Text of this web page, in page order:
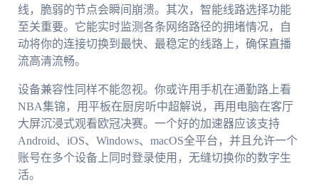
线，脆弱的节点会瞬间崩溃。其次，智能线路选择功能
至关重要。它能实时监测各条网络路径的拥堵情况，自
动将你的连接切换到最快、最稳定的线路上，确保直播
流高清流畅。
设备兼容性同样不能忽视。你或许用手机在通勤路上看
NBA集锦，用平板在厨房听中超解说，再用电脑在客厅
大屏沉浸式观看欧冠决赛。一个好的加速器应该支持
Android、iOS、Windows、macOS全平台，并且允许一个
账号在多个设备上同时登录使用，无缝切换你的数字生
活。